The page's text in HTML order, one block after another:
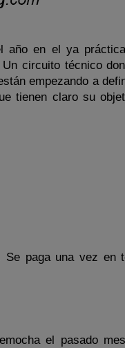
año en el ya
circuito técnico
empezando a
tienen claro su
Se paga una vez en
el pasado